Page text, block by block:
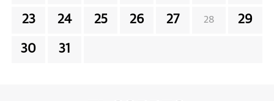
23 24 25 26 27 28 29
30 31